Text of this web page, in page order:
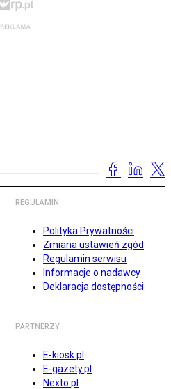
REGULAMIN
Polityka Prywatności
Zmiana ustawień zgód
Regulamin serwisu
Informacje o nadawcy
Deklaracja dostępności
PARTNERZY
E-kiosk.pl
E-gazety.pl
Nexto.pl